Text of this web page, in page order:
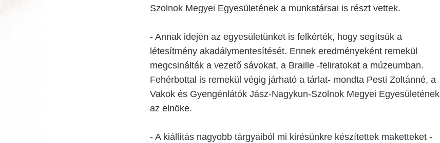
Szolnok Megyei Egyesületének a munkatársai is részt vettek.
- Annak idején az egyesületünket is felkérték, hogy segítsük a
létesítmény akadálymentesítését. Ennek eredményeként remekül
megcsinálták a vezető sávokat, a Braille -feliratokat a múzeumban.
Fehérbottal is remekül végig járható a tárlat- mondta Pesti Zoltánné, a
Vakok és Gyengénlátók Jász-Nagykun-Szolnok Megyei Egyesületének
az elnöke.
- A kiállítás nagyobb tárgyaiból mi kirésünkre készítettek maketteket -